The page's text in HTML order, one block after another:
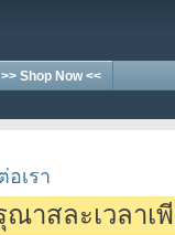
>> Shop Now <<
อเรา
ณาสละเวลาเ